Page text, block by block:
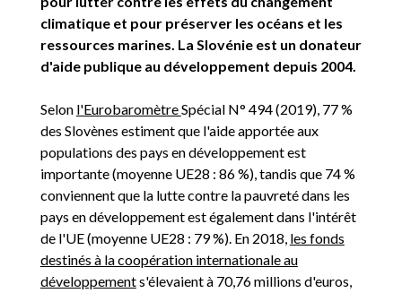
climatique et pour préserver les océans et les
ressources marines. La Slovénie est un donateur
d'aide publique au développement depuis 2004.
Selon l'EurobaromètreSpécial N° 494 (2019), 77 %
des Slovènes estiment que l'aide apportée aux
populations des pays en développement est
importante (moyenne UE28 : 86 %), tandis que 74 %
conviennent que la lutte contre la pauvreté dans les
pays en développement est également dans l'intérêt
de l'UE (moyenne UE28 : 79 %). En 2018, les fonds
destinés à la coopération internationale au
développements'élevaient à 70,76 millions d'euros,